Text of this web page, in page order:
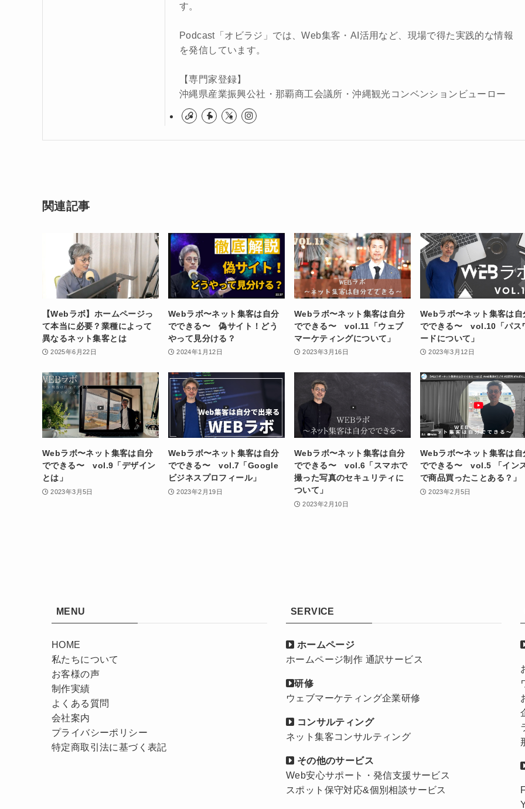
す。
Podcast「オビラジ」では、Web集客・AI活用など、現場で得た実践的な情報
を発信しています。
【専門家登録】
沖縄県産業振興公社・那覇商工会議所・沖縄観光コンベンションビューロー
関連記事
【Webラボ】ホームページっ
て本当に必要？業種によって
異なるネット集客とは
2025年6月22日
Webラボ〜ネット集客は自分
でできる〜 偽サイト！どう
やって見分ける？
2024年1月12日
Webラボ〜ネット集客は自分
でできる〜 vol.11「ウェブ
マーケティングについて」
2023年3月16日
Webラボ〜ネット集客は自
でできる〜 vol.10「パス
ードについて」
2023年3月12日
Webラボ〜ネット集客は自分
でできる〜 vol.9「デザイン
とは」
2023年3月5日
Webラボ〜ネット集客は自分
でできる〜 vol.7「Google
ビジネスプロフィール」
2023年2月19日
Webラボ〜ネット集客は自分
でできる〜 vol.6「スマホで
撮った写真のセキュリティに
ついて」
2023年2月10日
Webラボ〜ネット集客は自
でできる〜 vol.5 「イン
で商品買ったことある？」
2023年2月5日
MENU
HOME
私たちについて
お客様の声
制作実績
よくある質問
会社案内
プライバシーポリシー
特定商取引法に基づく表記
SERVICE
ホームページ
ホームページ制作 通訳サービス
研修
ウェブマーケティング企業研修
コンサルティング
ネット集客コンサルティング
その他のサービス
Web安心サポート・発信支援サービス
スポット保守対応&個別相談サービス